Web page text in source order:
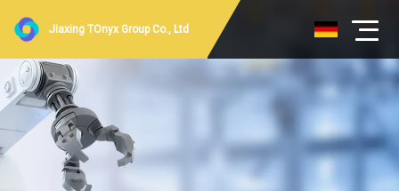
Jiaxing TOnyx Group Co., Ltd